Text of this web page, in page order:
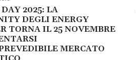
2025: LA
DEGLI ENERGY
TORNA IL 25 NOVEMBRE
MERCATO